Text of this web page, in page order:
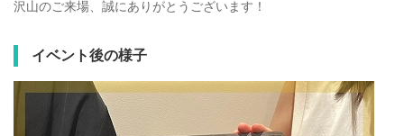
沢山のご来場、誠にありがとうございます！
イベント後の様子